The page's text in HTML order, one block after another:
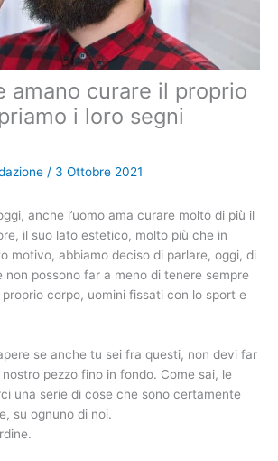
amano curare il proprio
i loro segni
/ 3 Ottobre 2021
anche l’uomo ama curare molto di più il
il suo lato estetico, molto più che in
motivo, abbiamo deciso di parlare, oggi, di
possono far a meno di tenere sempre
corpo, uomini fissati con lo sport e
se anche tu sei fra questi, non devi far
pezzo fino in fondo. Come sai, le
una serie di cose che sono certamente
su ognuno di noi.